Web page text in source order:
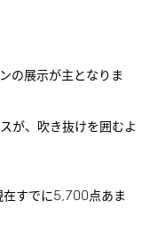
の展示が主となりま
が、吹き抜けを囲むよ
すでに5,700点あま